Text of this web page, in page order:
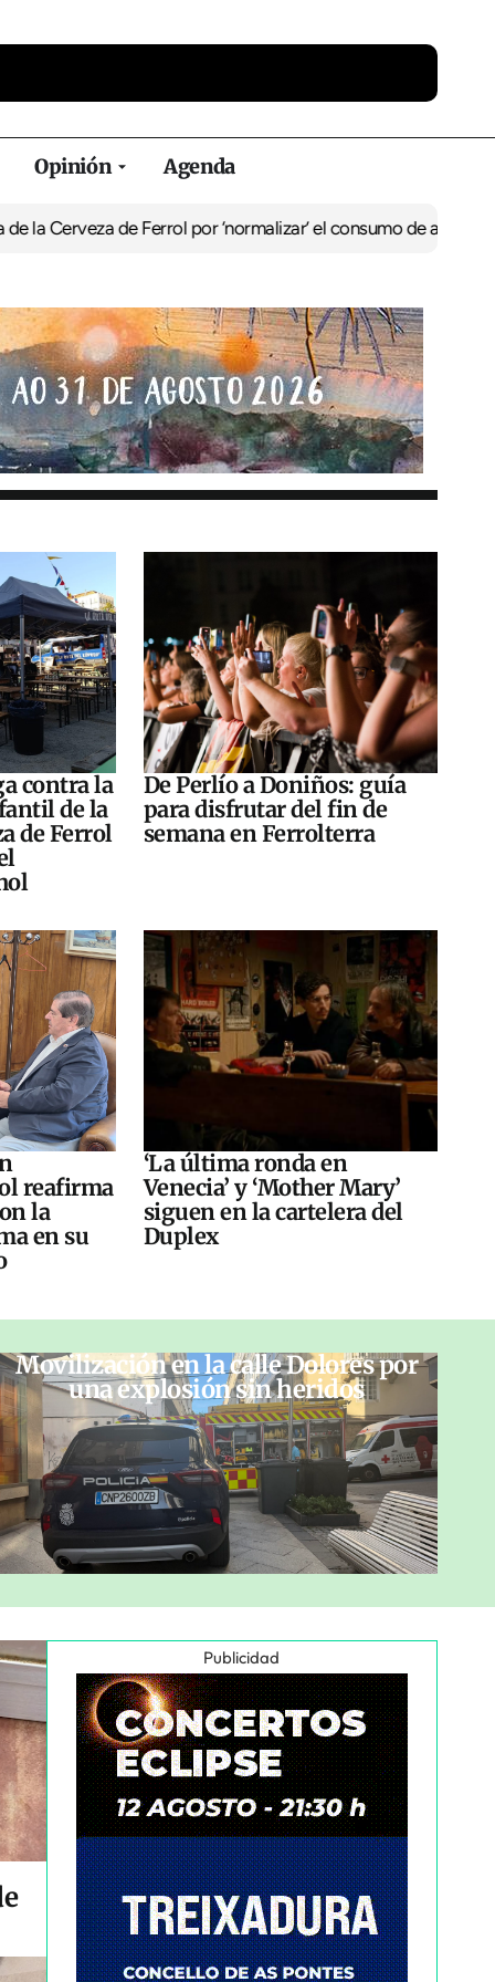
Opinión Agenda
de Ferrol por ‘normalizar’ el consumo de alcoholDe Perlío a
contra la
de la
de Ferrol
De Perlío a Doniños: guía
para disfrutar del fin de
semana en Ferrolterra
reafirma
la
en su
‘La última ronda en
Venecia’ y ‘Mother Mary’
siguen en la cartelera del
Duplex
Movilización en la calle Dolores por
una explosión sin heridos
Publicidad